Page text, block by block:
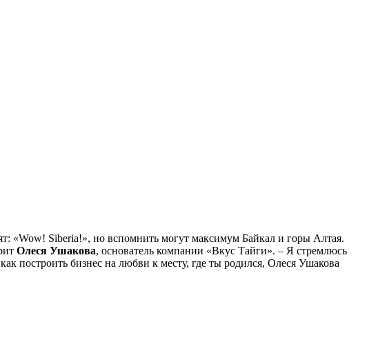
«Wow! Siberia!», но вспомнить могут максимум Байкал и горы Алтая.
Олеся Ушакова, основатель компании «Вкус Тайги». – Я стремлюсь
построить бизнес на любви к месту, где ты родился, Олеся Ушакова